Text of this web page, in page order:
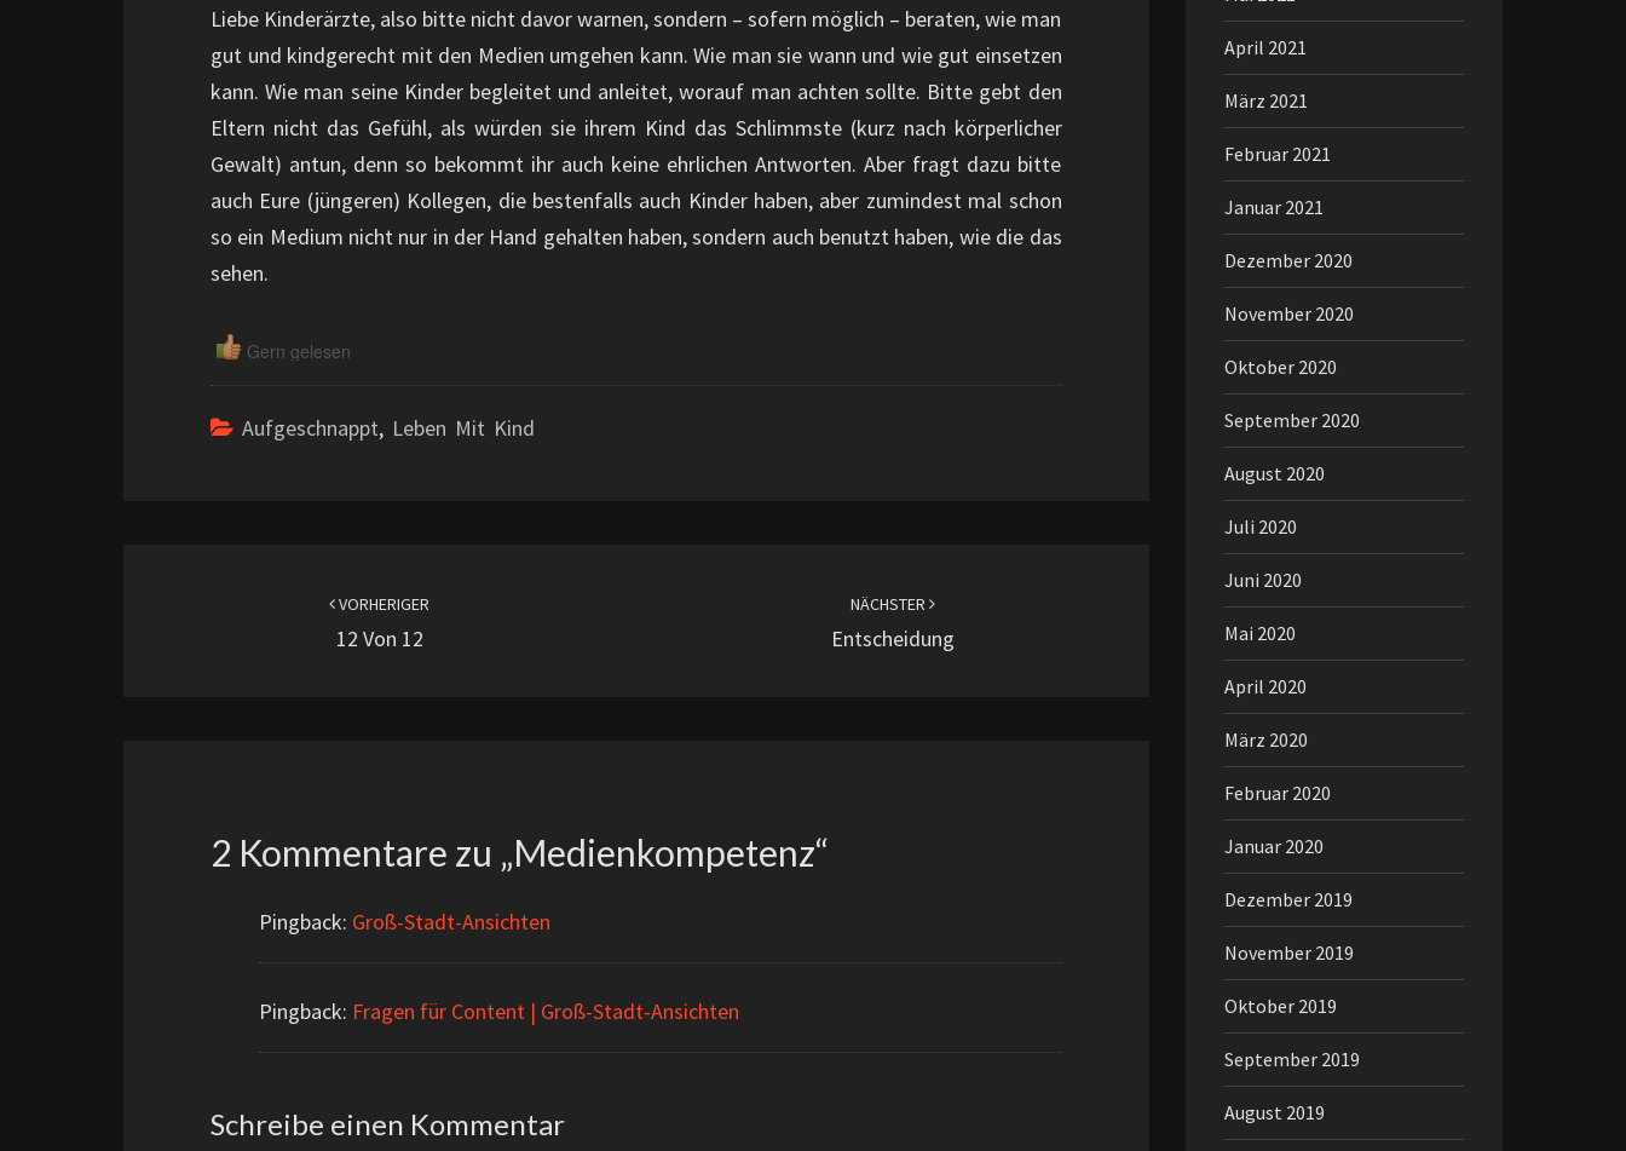
Liebe Kinderärzte, also bitte nicht davor warnen, sondern – sofern möglich – beraten, wie man
gut und kindgerecht mit den Medien umgehen kann. Wie man sie wann und wie gut einsetzen
kann. Wie man seine Kinder begleitet und anleitet, worauf man achten sollte. Bitte gebt den
Eltern nicht das Gefühl, als würden sie ihrem Kind das Schlimmste (kurz nach körperlicher
Gewalt) antun, denn so bekommt ihr auch keine ehrlichen Antworten. Aber fragt dazu bitte
auch Eure (jüngeren) Kollegen, die bestenfalls auch Kinder haben, aber zumindest mal schon
so ein Medium nicht nur in der Hand gehalten haben, sondern auch benutzt haben, wie die das
sehen.
Gern gelesen
Aufgeschnappt, Leben Mit Kind
VORHERIGER
12 Von 12
NÄCHSTER
Entscheidung
2 Kommentare zu „Medienkompetenz“
Pingback: Groß-Stadt-Ansichten
Pingback: Fragen für Content | Groß-Stadt-Ansichten
Schreibe einen Kommentar
April 2021
März 2021
Februar 2021
Januar 2021
Dezember 2020
November 2020
Oktober 2020
September 2020
August 2020
Juli 2020
Juni 2020
Mai 2020
April 2020
März 2020
Februar 2020
Januar 2020
Dezember 2019
November 2019
Oktober 2019
September 2019
August 2019